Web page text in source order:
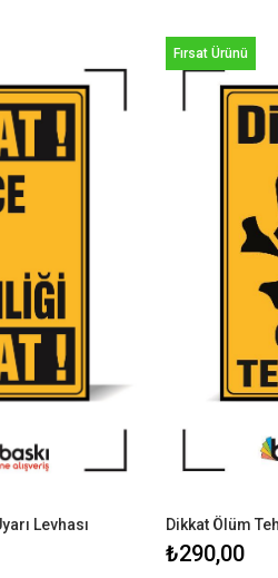
Levhası Dikkat Ölüm
₺290,00
Fırsat Ürünü